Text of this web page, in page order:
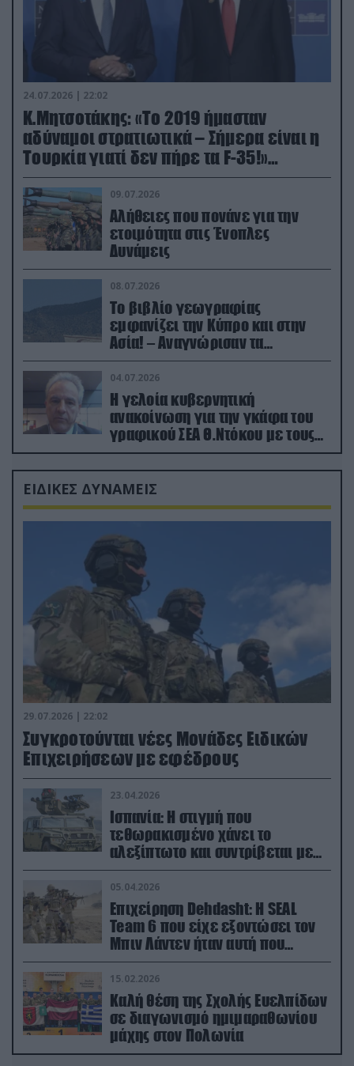
24.07.2026 | 22:02
Κ.Μητσοτάκης: «Το 2019 ήμασταν
αδύναμοι στρατιωτικά – Σήμερα είναι η
Τουρκία γιατί δεν πήρε τα F-35!»
(βίντεο)
09.07.2026
Αλήθειες που πονάνε για την
ετοιμότητα στις Ένοπλες
Δυνάμεις
08.07.2026
Το βιβλίο γεωγραφίας
εμφανίζει την Κύπρο και στην
Ασία! – Αναγνώρισαν τα
κατεχόμενα; (φωτο)
04.07.2026
Η γελοία κυβερνητική
ανακοίνωση για την γκάφα του
γραφικού ΣΕΑ Θ.Ντόκου με τους
Ρώσους φαρσέρ
ΕΙΔΙΚΕΣ ΔΥΝΑΜΕΙΣ
29.07.2026 | 22:02
Συγκροτούνται νέες Μονάδες Ειδικών
Επιχειρήσεων με εφέδρους
23.04.2026
Ισπανία: Η στιγμή που
τεθωρακισμένο χάνει το
αλεξίπτωτο και συντρίβεται με
ορμή στο έδαφος (βίντεο)
05.04.2026
Επιχείρηση Dehdasht: Η SEAL
Team 6 που είχε εξοντώσει τον
Μπιν Λάντεν ήταν αυτή που
διέσωσε τον πιλότο του F-15
15.02.2026
Καλή θέση της Σχολής Ευελπίδων
σε διαγωνισμό ημιμαραθωνίου
μάχης στον Πολωνία